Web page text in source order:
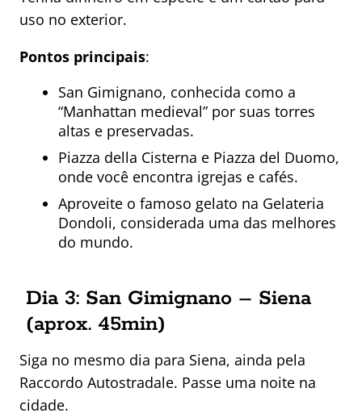
uso no exterior.
Pontos principais:
San Gimignano, conhecida como a
“Manhattan medieval” por suas torres
altas e preservadas.
Piazza della Cisterna e Piazza del Duomo,
onde você encontra igrejas e cafés.
Aproveite o famoso gelato na Gelateria
Dondoli, considerada uma das melhores
do mundo.
Dia 3: San Gimignano – Siena
(aprox. 45min)
Siga no mesmo dia para Siena, ainda pela
Raccordo Autostradale. Passe uma noite na
cidade.